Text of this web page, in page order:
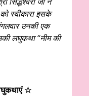
स्वीकारा इसके
उनकी एक
लघुकथा “नीम की
☆